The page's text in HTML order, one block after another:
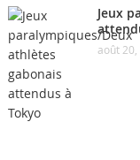
Jeux
août 20,